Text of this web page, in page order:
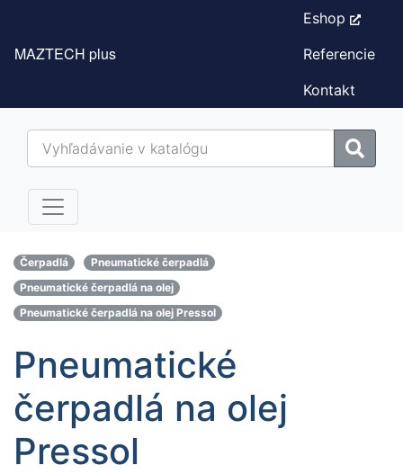
MAZTECH plus
Eshop
Referencie
Kontakt
Čerpadlá
Pneumatické čerpadlá
Pneumatické čerpadlá na olej
Pneumatické čerpadlá na olej Pressol
Pneumatické
čerpadlá na olej
Pressol